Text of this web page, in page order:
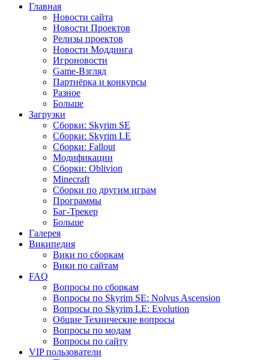
Главная
Новости сайта
Новости Проектов
Релизы проектов
Новости Моддинга
Игроновости
Game-Взгляд
Партнёрка и конкурсы
Разное
Больше
Загрузки
Сборки: Skyrim SE
Сборки: Skyrim LE
Сборки: Fallout
Модификации
Сборки: Oblivion
Minecraft
Сборки по другим играм
Программы
Баг-Трекер
Больше
Галерея
Википедия
Вики по сборкам
Вики по сайтам
FAQ
Вопросы по сборкам
Вопросы по Skyrim SE: Nolvus Ascension
Вопросы по Skyrim LE: Evolution
Общие Технические вопросы
Вопросы по модам
Вопросы по сайту
VIP пользователи